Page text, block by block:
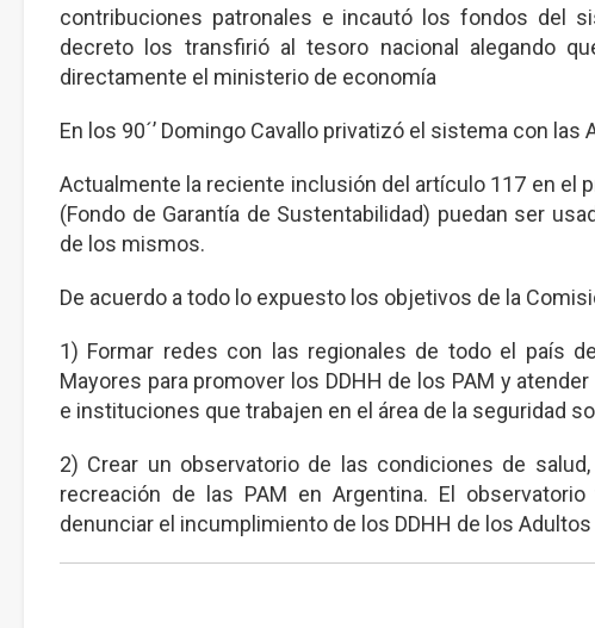
contribuciones patronales e incautó los fondos del
decreto los transfirió al tesoro nacional alegando
directamente el ministerio de economía
En los 90´’ Domingo Cavallo privatizó el sistema con las
Actualmente la reciente inclusión del artículo 117 en el
(Fondo de Garantía de Sustentabilidad) puedan ser
de los mismos.
De acuerdo a todo lo expuesto los objetivos de la
1) Formar redes con las regionales de todo el país
Mayores para promover los DDHH de los PAM y
e instituciones que trabajen en el área de la seguridad
2) Crear un observatorio de las condiciones de
recreación de las PAM en Argentina. El
denunciar el incumplimiento de los DDHH de los